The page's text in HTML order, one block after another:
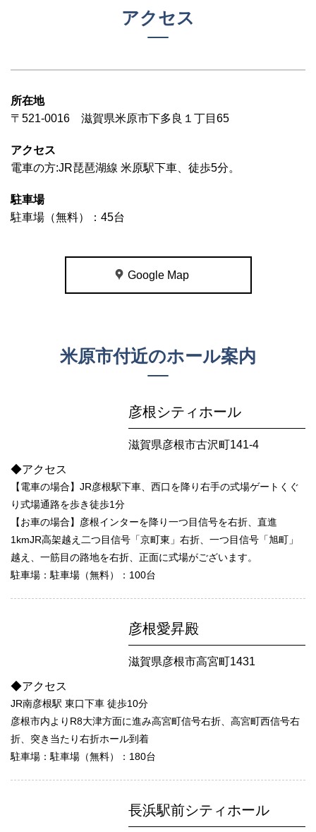
アクセス
所在地
〒521-0016 滋賀県米原市下多良１丁目65
アクセス
電車の方:JR琵琶湖線 米原駅下車、徒歩5分。
駐車場
駐車場（無料）：45台
Google Map
米原市付近のホール案内
彦根シティホール
滋賀県彦根市古沢町141-4
◆アクセス
【電車の場合】JR彦根駅下車、西口を降り右手の式場ゲートくぐ
り式場通路を歩き徒歩1分
【お車の場合】彦根インターを降り一つ目信号を右折、直進
1kmJR高架越え二つ目信号「京町東」右折、一つ目信号「旭町」
越え、一筋目の路地を右折、正面に式場がございます。
駐車場：駐車場（無料）：100台
彦根愛昇殿
滋賀県彦根市高宮町1431
◆アクセス
JR南彦根駅 東口下車 徒歩10分
彦根市内よりR8大津方面に進み高宮町信号右折、高宮町西信号右
折、突き当たり右折ホール到着
駐車場：駐車場（無料）：180台
長浜駅前シティホール